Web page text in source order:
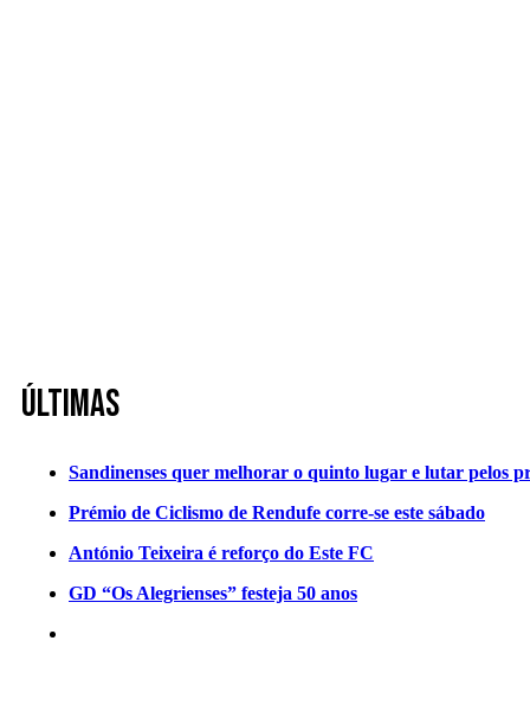
Últimas
Sandinenses quer melhorar o quinto lugar e lutar pelos
Prémio de Ciclismo de Rendufe corre-se este sábado
António Teixeira é reforço do Este FC
GD “Os Alegrienses” festeja 50 anos